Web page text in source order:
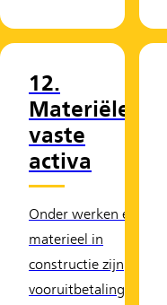
12.
Materiële
vaste
activa
Onder werken en
materieel in
constructie zijn
vooruitbetalingen